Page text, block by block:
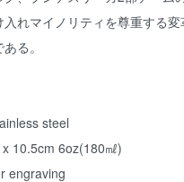
入れマイノリティを尊重する
る。
steel
10.5cm 6oz(180㎖)
engraving